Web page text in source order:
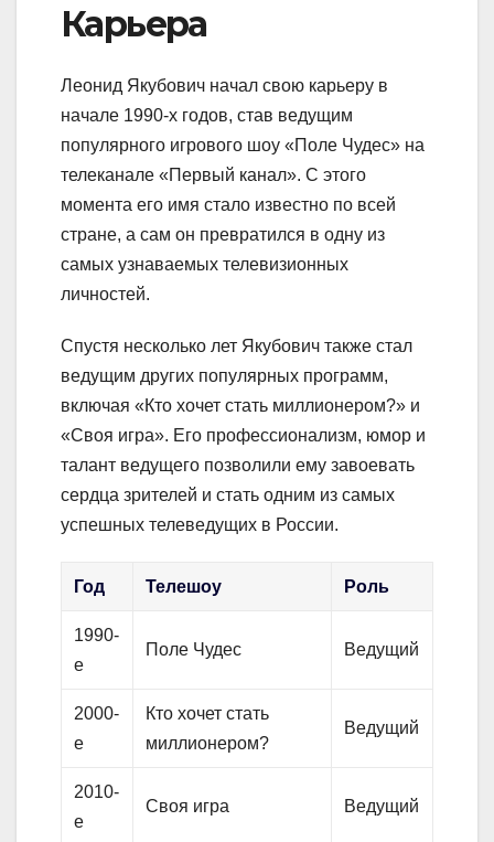
Карьера
Леонид Якубович начал свою карьеру в
начале 1990-х годов, став ведущим
популярного игрового шоу «Поле Чудес» на
телеканале «Первый канал». С этого
момента его имя стало известно по всей
стране, а сам он превратился в одну из
самых узнаваемых телевизионных
личностей.
Спустя несколько лет Якубович также стал
ведущим других популярных программ,
включая «Кто хочет стать миллионером?» и
«Своя игра». Его профессионализм, юмор и
талант ведущего позволили ему завоевать
сердца зрителей и стать одним из самых
успешных телеведущих в России.
Год Телешоу Роль
1990-
е
Поле Чудес Ведущий
2000-
е
Кто хочет стать
миллионером?
Ведущий
2010-
е
Своя игра Ведущий